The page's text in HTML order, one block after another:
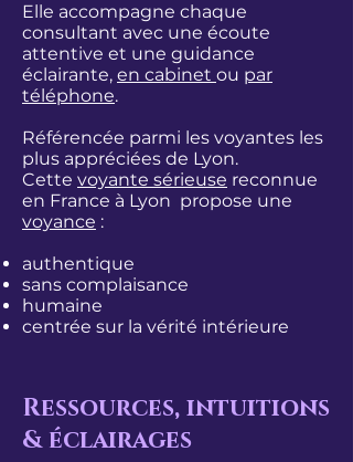
Elle accompagne chaque
consultant avec une écoute
attentive et une guidance
éclairante, en cabinet ou par
téléphone.
Référencée parmi les voyantes les
plus appréciées de Lyon.
Cette voyante sérieuse reconnue
en France à Lyon propose une
voyance :
authentique
sans complaisance
humaine
centrée sur la vérité intérieure
Ressources, intuitions
& éclairages